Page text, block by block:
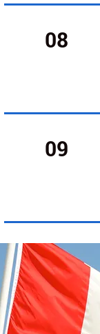
08
09